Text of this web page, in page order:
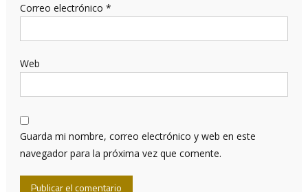
Correo electrónico *
Web
Guarda mi nombre, correo electrónico y web en este
navegador para la próxima vez que comente.